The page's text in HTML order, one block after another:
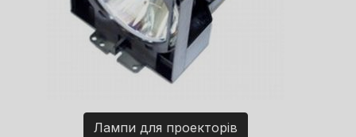
Лампи для проекторів